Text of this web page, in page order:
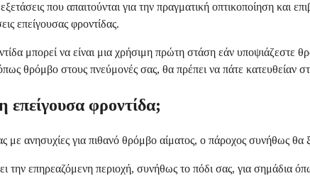
που απαιτούνται για την πραγματική οπτικοποίηση
επείγουσας φροντίδας.
μπορεί να είναι μια χρήσιμη πρώτη στάση εάν
θρόμβο στους πνεύμονές σας, θα πρέπει να πάτε κατευθείαν
επείγουσα φροντίδα;
με ανησυχίες για πιθανό θρόμβο αίματος, ο πάροχος συνήθως θα
επηρεαζόμενη περιοχή, συνήθως το πόδι σας, για σημάδια